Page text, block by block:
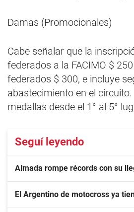
Damas (Promocionales)
Cabe señalar que la
federados a la FACIMO $
federados $ 300, e incluye
abastecimiento en el
medallas desde el 1° al 5°
Seguí leyendo
Almada rompe récords con su
El Argentino de motocross ya